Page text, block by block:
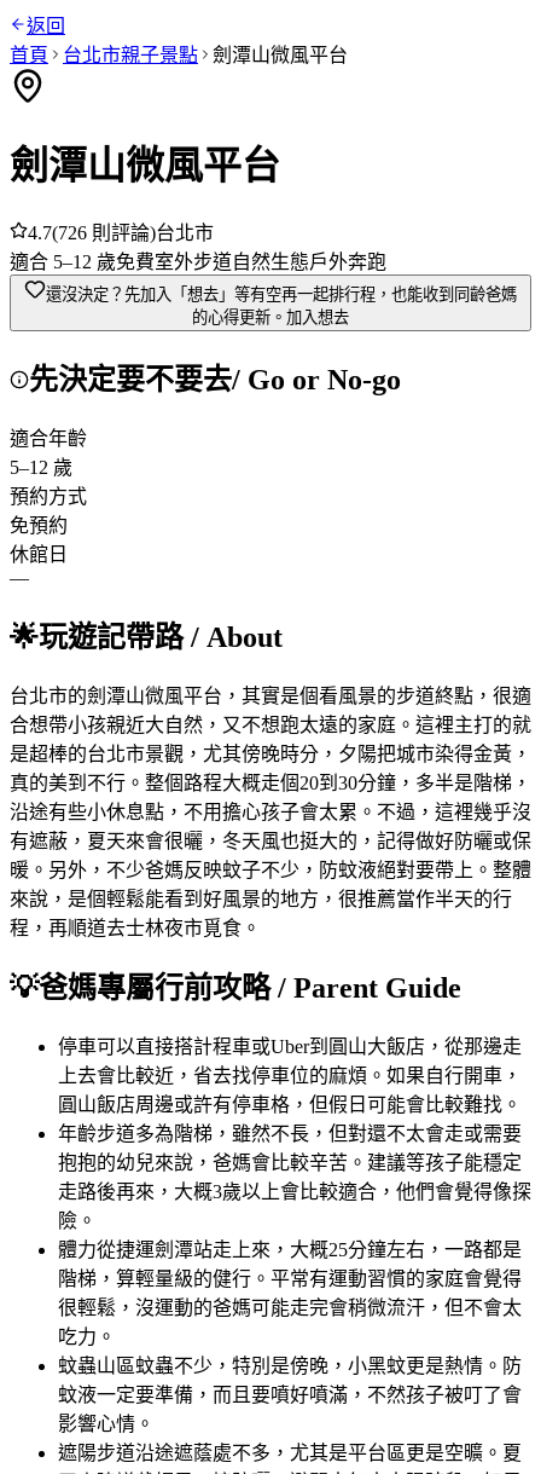
返回
首頁
台北市親子景點 劍潭山微風平台
劍潭山微風平台
4.7(726 則評論)台北市
適合 5–12 歲免費室外步道自然生態戶外奔跑
還沒決定？先加入「想去」 等有空再一起排行程，也能收到同齡爸媽
的心得更新。 加入想去
先決定要不要去/ Go or No-go
適合年齡
5–12 歲
預約方式
免預約
休館日
—
🌟玩遊記帶路/ About
台北市的劍潭山微風平台，其實是個看風景的步道終點，很適
合想帶小孩親近大自然，又不想跑太遠的家庭。這裡主打的就
是超棒的台北市景觀，尤其傍晚時分，夕陽把城市染得金黃，
真的美到不行。整個路程大概走個20到30分鐘，多半是階梯，
沿途有些小休息點，不用擔心孩子會太累。不過，這裡幾乎沒
有遮蔽，夏天來會很曬，冬天風也挺大的，記得做好防曬或保
暖。另外，不少爸媽反映蚊子不少，防蚊液絕對要帶上。整體
來說，是個輕鬆能看到好風景的地方，很推薦當作半天的行
程，再順道去士林夜市覓食。
💡爸媽專屬行前攻略 / Parent Guide
停車可以直接搭計程車或Uber到圓山大飯店，從那邊走
上去會比較近，省去找停車位的麻煩。如果自行開車，
圓山飯店周邊或許有停車格，但假日可能會比較難找。
年齡步道多為階梯，雖然不長，但對還不太會走或需要
抱抱的幼兒來說，爸媽會比較辛苦。建議等孩子能穩定
走路後再來，大概3歲以上會比較適合，他們會覺得像探
險。
體力從捷運劍潭站走上來，大概25分鐘左右，一路都是
階梯，算輕量級的健行。平常有運動習慣的家庭會覺得
很輕鬆，沒運動的爸媽可能走完會稍微流汗，但不會太
吃力。
蚊蟲山區蚊蟲不少，特別是傍晚，小黑蚊更是熱情。防
蚊液一定要準備，而且要噴好噴滿，不然孩子被叮了會
影響心情。
遮陽步道沿途遮蔭處不多，尤其是平台區更是空曠。夏